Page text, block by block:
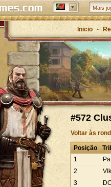
Mais
Inicio -
#572
Voltar às
Posição
1
2
3